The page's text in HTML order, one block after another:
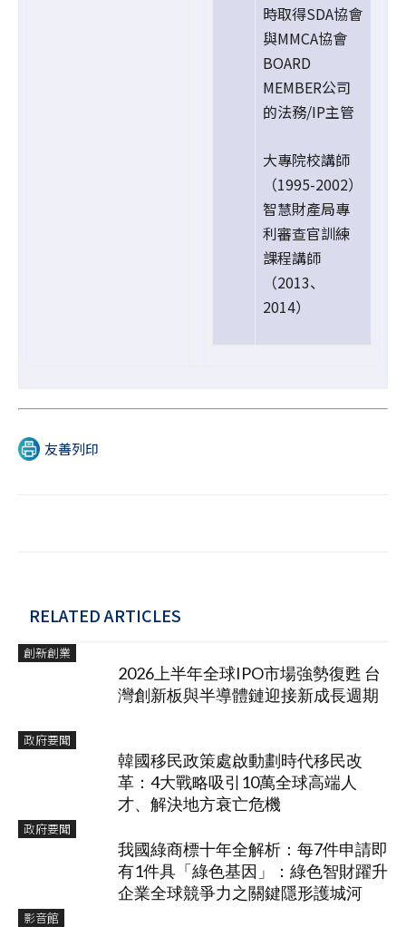
時取得SDA協會
與MMCA協會
BOARD
MEMBER公司
的法務/IP主管
大專院校講師
（1995-2002）
智慧財產局專
利審查官訓練
課程講師
（2013、
2014）
友善列印
RELATED ARTICLES
創新創業
2026上半年全球IPO市場強勢復甦 台
灣創新板與半導體鏈迎接新成長週期
政府要聞
韓國移民政策處啟動劃時代移民改
革：4大戰略吸引10萬全球高端人
才、解決地方衰亡危機
政府要聞
我國綠商標十年全解析：每7件申請即
有1件具「綠色基因」：綠色智財躍升
企業全球競爭力之關鍵隱形護城河
影音館